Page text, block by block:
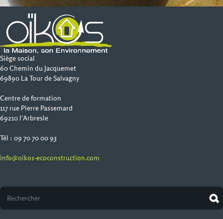
Siège social
60 Chemin du Jacquemet
69890 La Tour de Salvagny
Centre de formation
117 rue Pierre Passemard
69210 l'Arbresle
Tél : 09 70 70 00 93
info@oikos-ecoconstruction.com